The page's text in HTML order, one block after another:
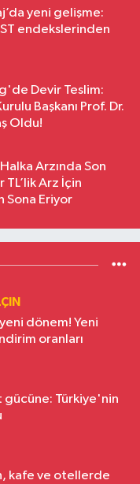
yeni gelişme:
endekslerinden
Devir Teslim:
Başkanı Prof. Dr.
Oldu!
Arzında Son
TL’lik Arz İçin
Sona Eriyor
dönem! Yeni
oranları
Türkiye'nin
kafe ve otellerde